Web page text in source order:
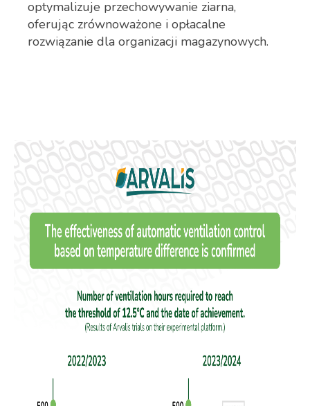
optymalizuje przechowywanie ziarna,
oferując zrównoważone i opłacalne
rozwiązanie dla organizacji magazynowych.